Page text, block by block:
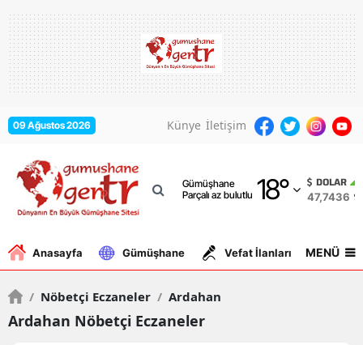
09 Ağustos 2026 Künye İletişim
Gümüşhane
Parçalı az bulutlu 18°
Adana
Adıyaman
Afyonkarahisar
Amasya
Antalya
DOLAR
47,7436
Anasayfa Gümüşhane Vefat İlanları MENÜ
/ Nöbetçi Eczaneler / Ardahan
Ardahan Nöbetçi Eczaneler